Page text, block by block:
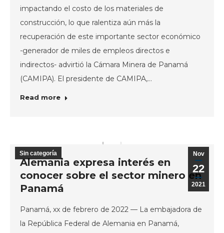
impactando el costo de los materiales de
construcción, lo que ralentiza aún más la
recuperación de este importante sector económico
-generador de miles de empleos directos e
indirectos- advirtió la Cámara Minera de Panamá
(CAMIPA). El presidente de CAMIPA,…
Read more
Nov
22
2021
Sin categoría
Alemania expresa interés en
conocer sobre el sector minero en
Panamá
Panamá, xx de febrero de 2022 — La embajadora de
la República Federal de Alemania en Panamá,